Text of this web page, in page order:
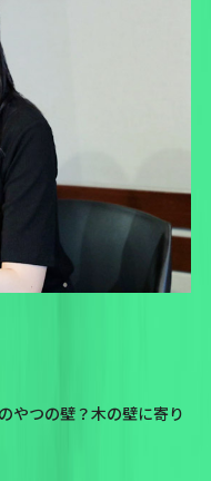
やつの壁？木の壁に寄り